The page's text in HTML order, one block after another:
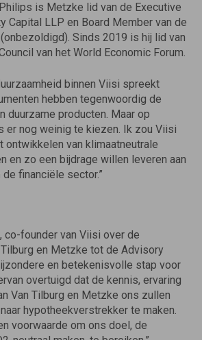
is Metzke lid van de Executive
Capital LLP en Board Member van de
Sinds 2019 is hij lid van
van het World Economic Forum.
binnen Viisi spreekt
hebben tegenwoordig de
duurzame producten. Maar op
er nog weinig te kiezen. Ik zou Viisi
ontwikkelen van klimaatneutrale
en zo een bijdrage willen leveren aan
financiële sector.”
co-founder van Viisi over de
en Metzke tot de Advisory
en betekenisvolle stap voor
overtuigd dat de kennis, ervaring
Van Tilburg en Metzke ons zullen
hypotheekverstrekker te maken.
voorwaarde om ons doel, de